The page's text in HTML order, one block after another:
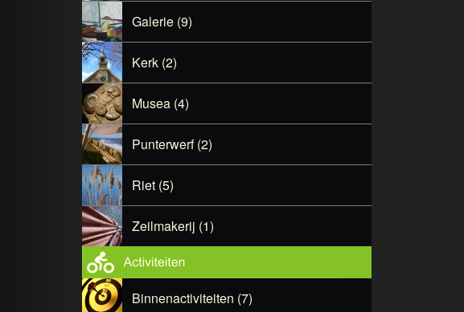
Galerie (9)
Kerk (2)
Musea (4)
Punterwerf (2)
Riet (5)
Zeilmakerij (1)
Binnenactiviteiten (7)